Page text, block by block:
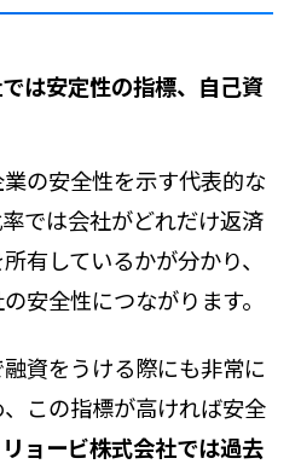
は安定性の指標、自己資
業の安全性を示す代表的な
では会社がどれだけ返済
有しているかが分かり、
安全性につながります。
資をうける際にも非常に
この指標が高ければ安全
リョービ株式会社では過去